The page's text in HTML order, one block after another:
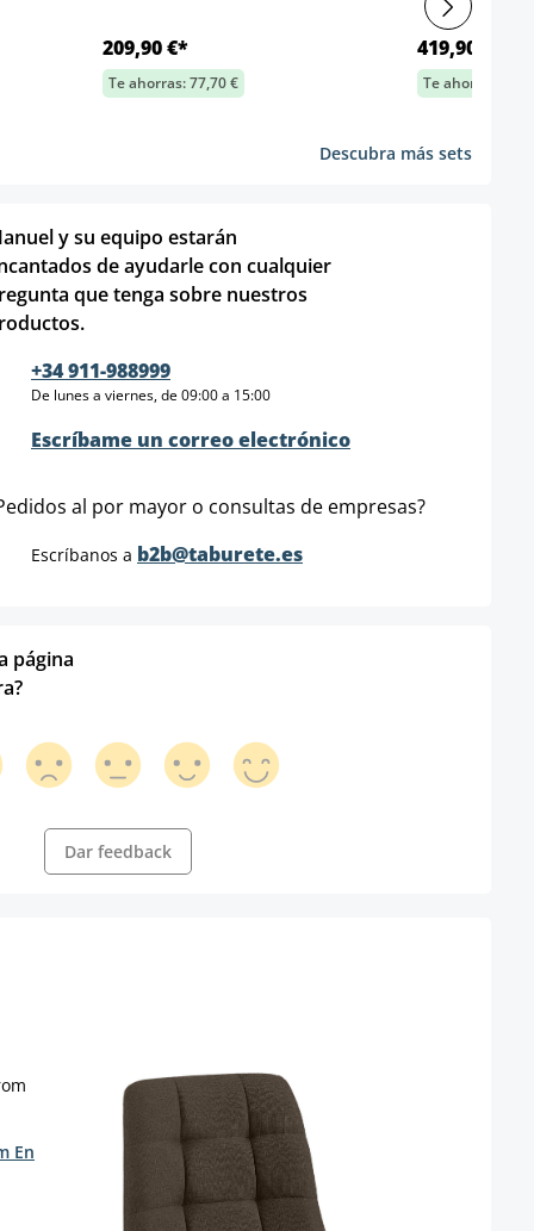
209,90 €*
Te ahorras: 77,70 €
419,90 €*
Te ahorras:
Descubra más sets
y su equipo estarán
de ayudarle con cualquier
que tenga sobre nuestros
+34 911-988999
De lunes a viernes, de 09:00 a 15:00
Escríbame un correo electrónico
al por mayor o consultas de empresas?
Escríbanos a b2b@taburete.es
página
Dar feedback
En